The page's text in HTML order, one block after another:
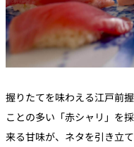
握りたてを味わえる江戸前
ことの多い「赤シャリ」を
来る甘味が、ネタを引き立